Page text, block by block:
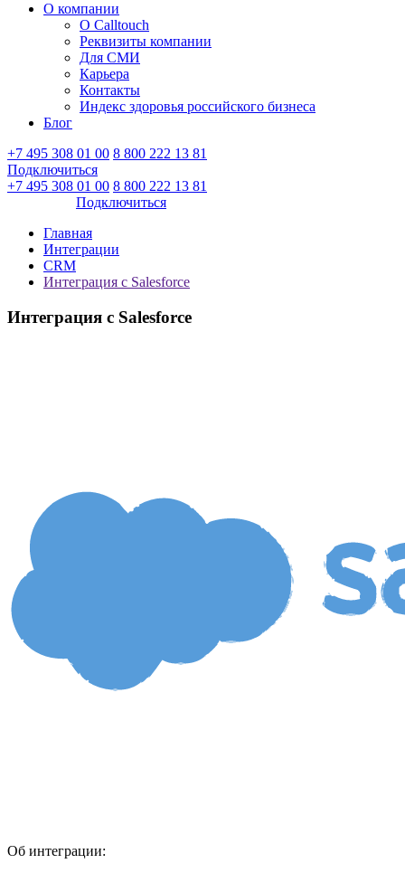
О компании
О Calltouch
Реквизиты компании
Для СМИ
Карьера
Контакты
Индекс здоровья российского бизнеса
Блог
+7 495 308 01 00 8 800 222 13 81
Подключиться
+7 495 308 01 00 8 800 222 13 81
Подключиться
Главная
Интеграции
CRM
Интеграция с Salesforce
Интеграция с Salesforce
Об интеграции: